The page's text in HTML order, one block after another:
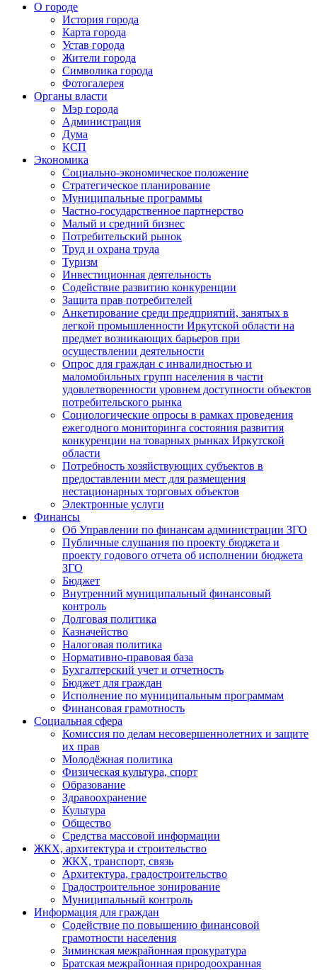
О городе
История города
Карта города
Устав города
Жители города
Символика города
Фотогалерея
Органы власти
Мэр города
Администрация
Дума
КСП
Экономика
Социально-экономическое положение
Стратегическое планирование
Муниципальные программы
Частно-государственное партнерство
Малый и средний бизнес
Потребительский рынок
Труд и охрана труда
Туризм
Инвестиционная деятельность
Содействие развитию конкуренции
Защита прав потребителей
Анкетирование среди предприятий, занятых в
легкой промышленности Иркутской области на
предмет возникающих барьеров при
осуществлении деятельности
Опрос для граждан с инвалидностью и
маломобильных групп населения в части
удовлетворенности уровнем доступности объектов
потребительского рынка
Социологические опросы в рамках проведения
ежегодного мониторинга состояния развития
конкуренции на товарных рынках Иркутской
области
Потребность хозяйствующих субъектов в
предоставлении мест для размещения
нестационарных торговых объектов
Электронные услуги
Финансы
Об Управлении по финансам администрации ЗГО
Публичные слушания по проекту бюджета и
проекту годового отчета об исполнении бюджета
ЗГО
Бюджет
Внутренний муниципальный финансовый
контроль
Долговая политика
Казначейство
Налоговая политика
Нормативно-правовая база
Бухгалтерский учет и отчетность
Бюджет для граждан
Исполнение по муниципальным программам
Финансовая грамотность
Социальная сфера
Комиссия по делам несовершеннолетних и защите
их прав
Молодёжная политика
Физическая культура, спорт
Образование
Здравоохранение
Культура
Общество
Средства массовой информации
ЖКХ, архитектура и строительство
ЖКХ, транспорт, связь
Архитектура, градостроительство
Градостроительное зонирование
Муниципальный контроль
Информация для граждан
Содействие по повышению финансовой
грамотности населения
Зиминская межрайонная прокуратура
Братская межрайонная природоохранная